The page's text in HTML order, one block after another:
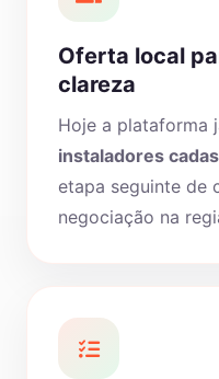
Oferta local
clareza
Hoje a plataforma
instaladores
etapa seguinte de
negociação na